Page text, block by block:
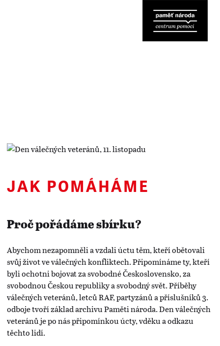
JAK POMÁHÁME
Proč pořádáme sbírku?
Abychom nezapomněli a vzdali úctu těm, kteří obětovali
svůj život ve válečných konfliktech. Připomínáme ty, kteří
byli ochotni bojovat za svobodné Československo, za
svobodnou Českou republiky a svobodný svět. Příběhy
válečných veteránů, letců RAF, partyzánů a příslušníků 3.
odboje tvoří základ archivu Paměti národa. Den válečných
veteránů je po nás připomínkou úcty, vděku a odkazu
těchto lidí.